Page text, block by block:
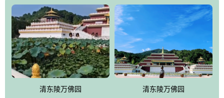
园、打造佛教精品旅游圣地”为目标，以海外归侨、国内外知名人士
的墓地安葬、祭祀吊亡并结合旅游参观构成其主要使用功能；以苍
郁绚丽、优雅宜人的园林景观构成其外部形象。通过墓园建设与造
园手法相结合的默契操作，建成一处特色鲜明、服务周全、环境优
美、民族风格突出，与周边文物古迹交相呼应的极具吸引力的花园
式园林。
万佛园工程一期占地448亩，目前完成投资近12亿元人民币，园区采
清东陵万佛园 清东陵万佛园